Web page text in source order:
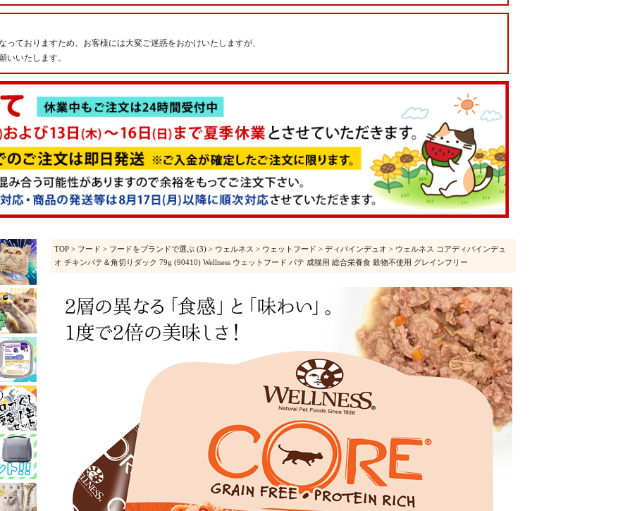
ておりますため、お客様には大変ご迷惑をおかけいたしますが、
いいたします。
TOP > フード > フードをブランドで選ぶ (3) > ウェルネス > ウェットフード > ディバインデュオ > ウェルネス コアディバインデュ
オ チキンパテ＆角切りダック 79g (90410) Wellness ウェットフード パテ 成猫用 総合栄養食 穀物不使用 グレインフリー